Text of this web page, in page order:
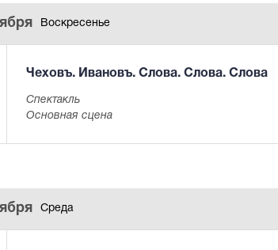
Воскресенье
Чеховъ. Ивановъ. Слова. Слова. Слова
Спектакль
Основная сцена
Среда